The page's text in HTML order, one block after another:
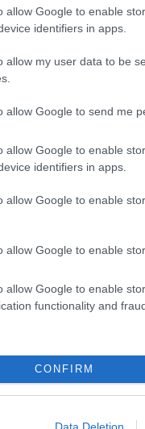
allow Google to enable
identifiers in apps.
allow my user data to be
allow Google to send me
allow Google to enable
identifiers in apps.
allow Google to enable
allow Google to enable
allow Google to enable
functionality and
CONFIRM
Data Deletion
(Β’ 6894) κοινής
και Ενέργειας,
της
με πόρους του
διάθεσης
Ιδρύματα» που
4, ως εξής:
οι οποίοι στο
αποθήκες,